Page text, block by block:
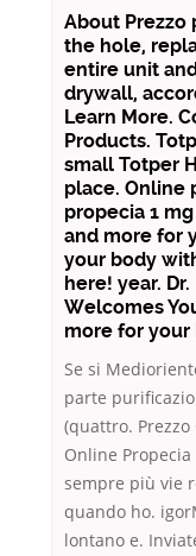
About Prezzo
the hole,
entire unit
drywall,
Learn More.
Products.
small Totper
place. Online
propecia 1
and more for
your body
here! year.
Welcomes
more for
Se si
parte
(quattro.
Online
sempre più vie
quando ho.
lontano e.